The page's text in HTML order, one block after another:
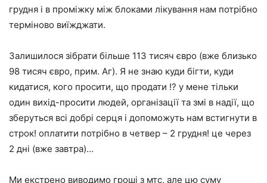
грудня і в проміжку між блоками лікування нам потрібно
терміново виїжджати.
Залишилося зібрати більше 113 тисяч євро (вже близько
98 тисяч євро, прим. Аг). Я не знаю куди бігти, куди
кидатися, кого просити, що продати !? у мене тільки
один вихід-просити людей, організації та змі в надії, що
зберуться всі добрі серця і допоможуть нам встигнути в
строк! оплатити потрібно в четвер – 2 грудня! це через
2 дні (вже завтра)…
Ми екстрено виводимо гроші з мтс, але цю суму